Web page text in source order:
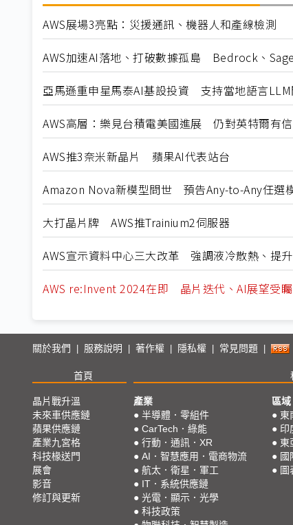
AWS展場3亮點：災援通訊、機器人和產線檢測
AWS加速AI落地、打破數據孤島 Bedrock、
亞馬遜重申星馬泰AI基設投資 支持當地語言LLM
AWS高層：樂見台積電美國進展 仍對英特爾有
AWS推3奈米新晶片 蘋果AI代表站台
Amazon Nova新模型問世 預告Any-to-Any任選
大打晶片牌 AWS推Trainium2伺服器
AWS宣示資料中心三大改革 強調液冷散熱、提
AWS re:Invent 2024在即 晶片迭代、AI展望受矚
關於我們 服務說明 著作權 隱私權 常見問題
首頁
晶片戰升溫
未來車供應鏈
蘋果供應鏈
產業九宮格
科技椽送門
展會
影音
修訂與更新
產業
● 半導體．零組件
● CarTech．綠能
● 行動．通訊．XR
● AI．智慧應用．電商物流
● 航太．衛星．軍工
● IT．系統供應鏈
● 光電．顯示．光學
● 科技政策
區域
● 東
● 印
● 東
● 國
● 圖